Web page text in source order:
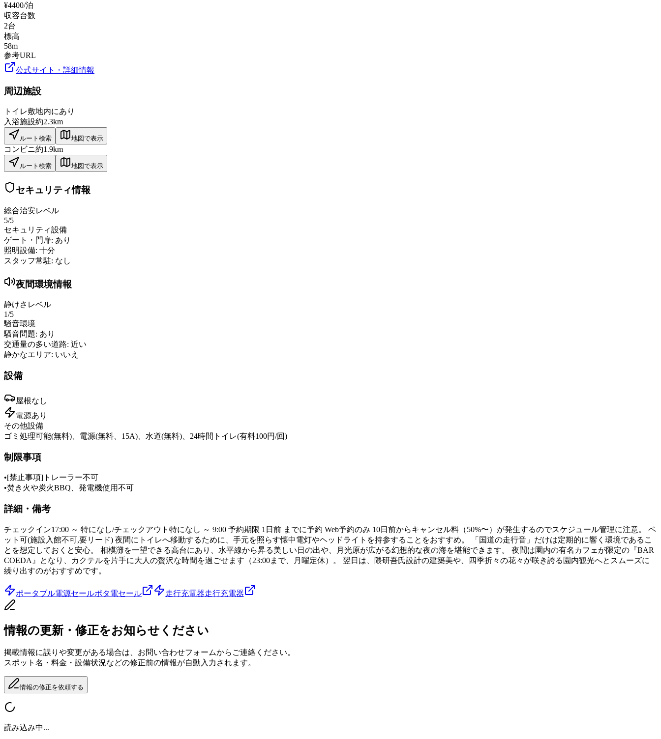
¥4400/泊
収容台数
2台
標高
58m
参考URL
公式サイト・詳細情報
周辺施設
トイレ敷地内にあり
入浴施設約2.3km
ルート検索 地図で表示
コンビニ約1.9km
ルート検索 地図で表示
セキュリティ情報
総合治安レベル
5/5
セキュリティ設備
ゲート・門扉: あり
照明設備: 十分
スタッフ常駐: なし
夜間環境情報
静けさレベル
1/5
騒音環境
騒音問題: あり
交通量の多い道路: 近い
静かなエリア: いいえ
設備
屋根なし
電源あり
その他設備
ゴミ処理可能(無料)、電源(無料、15A)、水道(無料)、24時間トイレ(有料100円/回)
制限事項
•[禁止事項]トレーラー不可
•焚き火や炭火BBQ、発電機使用不可
詳細・備考
チェックイン17:00 ～ 特になし/チェックアウト特になし ～ 9:00 予約期限 1日前 までに予約 Web予約のみ 10日前からキャンセル料（50%〜）が発生するのでスケジュール管理に注意。 ペ
ット可(施設入館不可,要リード) 夜間にトイレへ移動するために、手元を照らす懐中電灯やヘッドライトを持参することをおすすめ。 「国道の走行音」だけは定期的に響く環境であるこ
とを想定しておくと安心。 相模灘を一望できる高台にあり、水平線から昇る美しい日の出や、月光原が広がる幻想的な夜の海を堪能できます。 夜間は園内の有名カフェが限定の『BAR
COEDA』となり、カクテルを片手に大人の贅沢な時間を過ごせます（23:00まで、月曜定休）。 翌日は、隈研吾氏設計の建築美や、四季折々の花々が咲き誇る園内観光へとスムーズに
繰り出すのがおすすめです。
ポータブル電源セールポタ電セール 走行充電器走行充電器
情報の更新・修正をお知らせください
掲載情報に誤りや変更がある場合は、お問い合わせフォームからご連絡ください。
スポット名・料金・設備状況などの修正前の情報が自動入力されます。
情報の修正を依頼する
読み込み中...